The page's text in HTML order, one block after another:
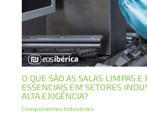
O QUE SÃO AS SALAS LIMPAS E
ESSENCIAIS EM SETORES
ALTA EXIGÊNCIA?
Componentes Industriais